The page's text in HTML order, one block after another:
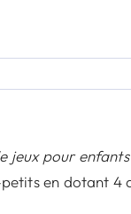
jeux pour enfants
en dotant 4